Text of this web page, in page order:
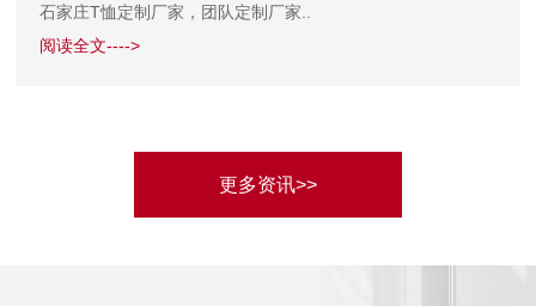
石家庄T恤定制厂家，团队定制厂家..
阅读全文---->
更多资讯>>